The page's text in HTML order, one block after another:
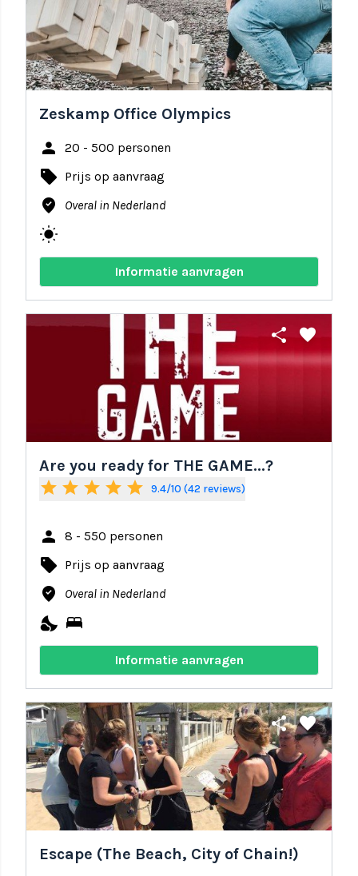
Zeskamp Office Olympics
person 20 - 500 personen
local_offer Prijs op aanvraag
where_to_vote Overal in Nederland
wb_sunny
Informatie aanvragen
share favorite
Are you ready for THE GAME...?
star star star star star 9.4/10 (42 reviews)
person 8 - 550 personen
local_offer Prijs op aanvraag
where_to_vote Overal in Nederland
nights_stay bed
Informatie aanvragen
share favorite
Escape (The Beach, City of Chain!)